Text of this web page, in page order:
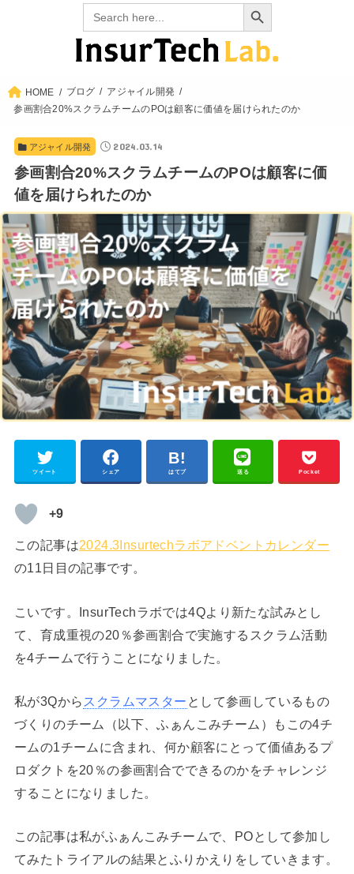
Search
for:
HOME ブログ
アジャイル開発
参画割合20%スクラムチームのPOは顧客に価値を届けられたのか
アジャイル開発 2024.03.14
参画割合20%スクラムチームのPOは顧客に価
値を届けられたのか
ツイート シェア はてブ 送る Pocket
+9
この記事は2024.3Insurtechラボアドベントカレンダー
の11日目の記事です。
こいです。InsurTechラボでは4Qより新たな試みとし
て、育成重視の20％参画割合で実施するスクラム活動
を4チームで行うことになりました。
私が3Qから スクラムマスター として参画しているもの
づくりのチーム（以下、ふぁんこみチーム）もこの4チ
ームの1チームに含まれ、何か顧客にとって価値あるプ
ロダクトを20％の参画割合でできるのかをチャレンジ
することになりました。
この記事は私がふぁんこみチームで、POとして参加し
てみたトライアルの結果とふりかえりをしていきます。